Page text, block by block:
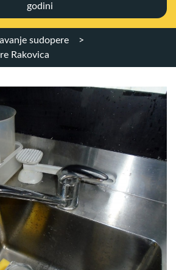
godini
sudopere
>
Rakovica